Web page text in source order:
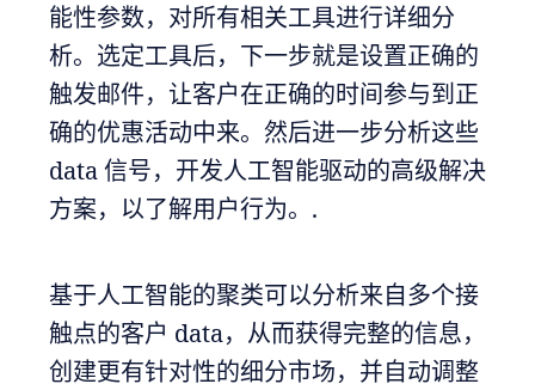
能性参数，对所有相关工具进行详细分
析。选定工具后，下一步就是设置正确的
触发邮件，让客户在正确的时间参与到正
确的优惠活动中来。然后进一步分析这些
data 信号，开发人工智能驱动的高级解决
方案，以了解用户行为。.
基于人工智能的聚类可以分析来自多个接
触点的客户 data，从而获得完整的信息，
创建更有针对性的细分市场，并自动调整